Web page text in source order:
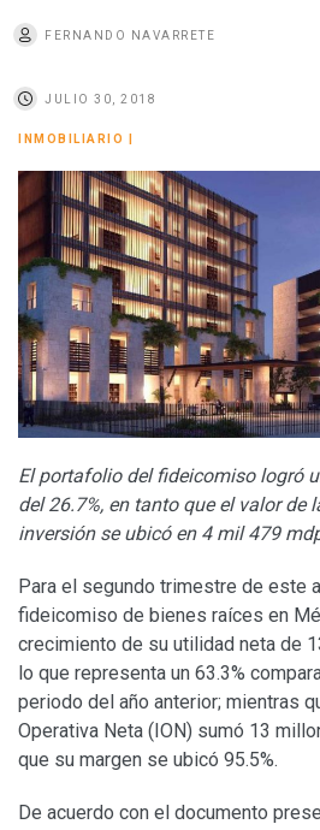
FERNANDO NAVARRETE
JULIO 30, 2018
INMOBILIARIO
El portafolio del fideicomiso logró
del 26.7%, en tanto que el valor de
inversión se ubicó en 4 mil 479
Para el segundo trimestre de este
fideicomiso de bienes raíces en
crecimiento de su utilidad neta de
lo que representa un 63.3%
periodo del año anterior; mientras
Operativa Neta (ION) sumó 13
que su margen se ubicó 95.5%.
De acuerdo con el documento